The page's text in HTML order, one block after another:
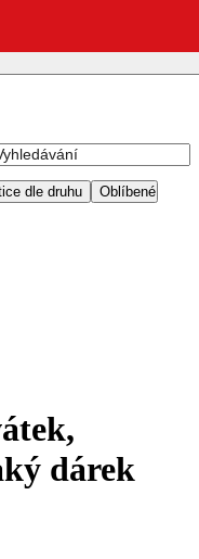
dle druhu Oblíbené
dárek